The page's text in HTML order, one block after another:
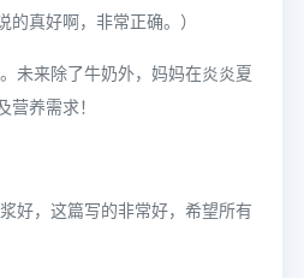
真好啊，非常正确。）
未来除了牛奶外，妈妈在炎炎夏
养需求！
好，这篇写的非常好，希望所有